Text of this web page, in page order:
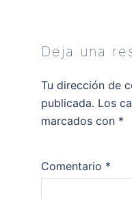
Deja una
Tu dirección de
publicada. Los
marcados con *
Comentario *